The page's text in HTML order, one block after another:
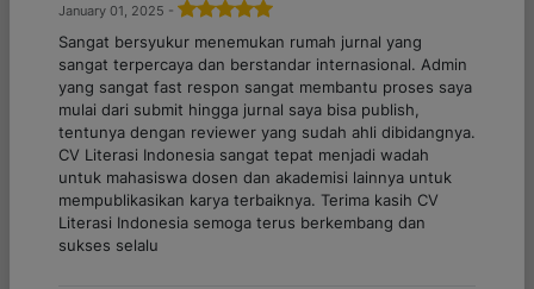
January 01, 2025 -
Sangat bersyukur menemukan rumah jurnal yang
sangat terpercaya dan berstandar internasional. Admin
yang sangat fast respon sangat membantu proses saya
mulai dari submit hingga jurnal saya bisa publish,
tentunya dengan reviewer yang sudah ahli dibidangnya.
CV Literasi Indonesia sangat tepat menjadi wadah
untuk mahasiswa dosen dan akademisi lainnya untuk
mempublikasikan karya terbaiknya. Terima kasih CV
Literasi Indonesia semoga terus berkembang dan
sukses selalu